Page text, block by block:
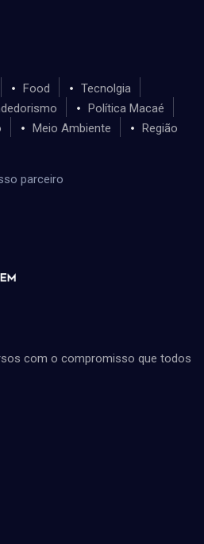
Food
Tecnolgia
Política Macaé
Meio Ambiente Região
parceiro
com o compromisso que todos